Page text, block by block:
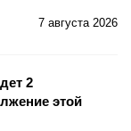
7 августа 2026
2
этой